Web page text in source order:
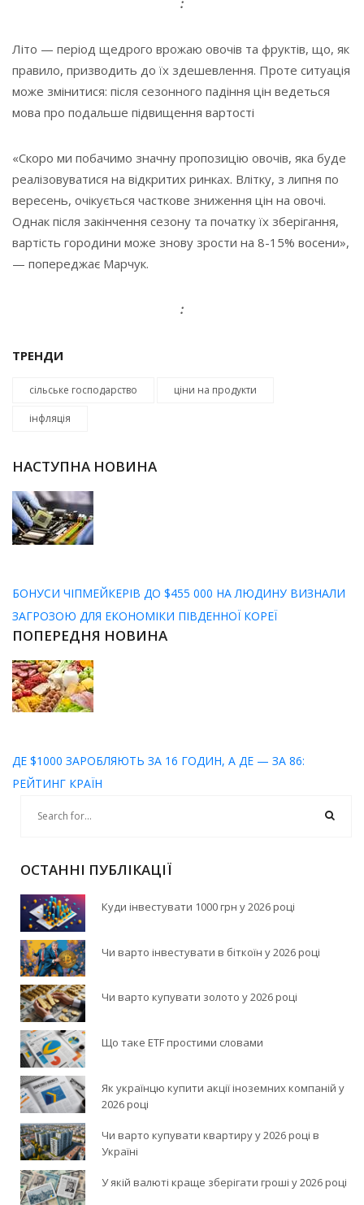
:
Літо — період щедрого врожаю овочів та фруктів, що, як
правило, призводить до їх здешевлення. Проте ситуація
може змінитися: після сезонного падіння цін ведеться
мова про подальше підвищення вартості
«Скоро ми побачимо значну пропозицію овочів, яка буде
реалізовуватися на відкритих ринках. Влітку, з липня по
вересень, очікується часткове зниження цін на овочі.
Однак після закінчення сезону та початку їх зберігання,
вартість городини може знову зрости на 8-15% восени»,
— попереджає Марчук.
:
ТРЕНДИ
сільське господарство ціни на продукти
інфляція
НАСТУПНА НОВИНА
БОНУСИ ЧІПМЕЙКЕРІВ ДО $455 000 НА ЛЮДИНУ ВИЗНАЛИ
ЗАГРОЗОЮ ДЛЯ ЕКОНОМІКИ ПІВДЕННОЇ КОРЕЇ
ПОПЕРЕДНЯ НОВИНА
ДЕ $1000 ЗАРОБЛЯЮТЬ ЗА 16 ГОДИН, А ДЕ — ЗА 86:
РЕЙТИНГ КРАЇН
ОСТАННІ ПУБЛІКАЦІЇ
Куди інвестувати 1000 грн у 2026 році
Чи варто інвестувати в біткоїн у 2026 році
Чи варто купувати золото у 2026 році
Що таке ETF простими словами
Як українцю купити акції іноземних компаній у
2026 році
Чи варто купувати квартиру у 2026 році в
Україні
У якій валюті краще зберігати гроші у 2026 році